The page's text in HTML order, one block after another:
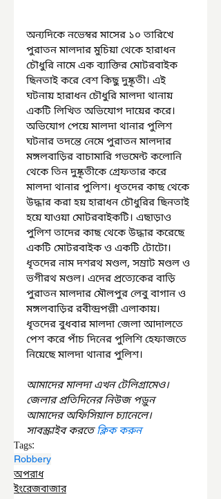
অন্যদিকে নভেম্বর মাসের ১০ তারিখে
পুরাতন মালদার মুচিয়া থেকে হারাধন
চৌধুরি নামে এক ব্যাক্তির মোটরবাইক
ছিনতাই করে বেশ কিছু দুষ্কৃতী। এই
ঘটনায় হারাধন চৌধুরি মালদা থানায়
একটি লিখিত অভিযোগ দায়ের করে।
অভিযোগ পেয়ে মালদা থানার পুলিশ
ঘটনার তদন্তে নেমে পুরাতন মালদার
মঙ্গলবাড়ির বাচামারি গভমেন্ট কলোনি
থেকে তিন দুষ্কৃতীকে গ্রেফতার করে
মালদা থানার পুলিশ। ধৃতদের কাছ থেকে
উদ্ধার করা হয় হারাধন চৌধুরির ছিনতাই
হয়ে যাওয়া মোটরবাইকটি। এছাড়াও
পুলিশ তাদের কাছ থেকে উদ্ধার করেছে
একটি মোটরবাইক ও একটি টোটো।
ধৃতদের নাম দশরথ মণ্ডল, সম্রাট মণ্ডল ও
ভগীরথ মণ্ডল। এদের প্রত্যেকের বাড়ি
পুরাতন মালদার মৌলপুর লেবু বাগান ও
মঙ্গলবাড়ির রবীন্দ্রপল্লী এলাকায়।
ধৃতদের বুধবার মালদা জেলা আদালতে
পেশ করে পাঁচ দিনের পুলিশি হেফাজতে
নিয়েছে মালদা থানার পুলিশ।
আমাদের মালদা এখন টেলিগ্রামেও।
জেলার প্রতিদিনের নিউজ পড়ুন
আমাদের অফিসিয়াল চ্যানেলে।
সাবস্ক্রাইব করতে ক্লিক করুন
Tags:
Robbery
অপরাধ
ইংরেজবাজার